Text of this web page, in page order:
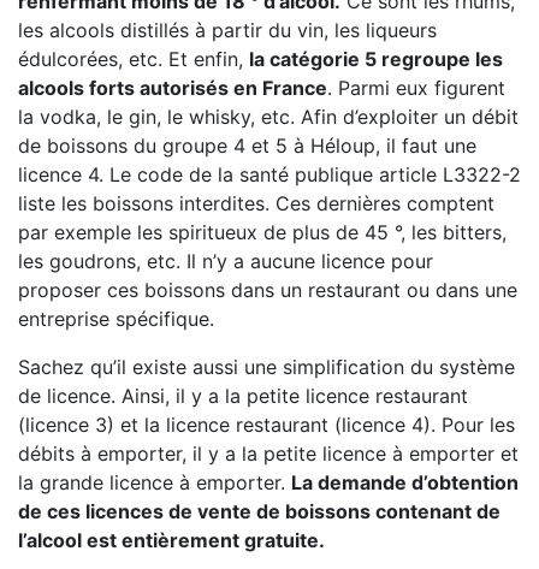
les alcools distillés à partir du vin, les liqueurs
édulcorées, etc. Et enfin, la catégorie 5 regroupe les
alcools forts autorisés en France. Parmi eux figurent
la vodka, le gin, le whisky, etc. Afin d’exploiter un débit
de boissons du groupe 4 et 5 à Héloup, il faut une
licence 4. Le code de la santé publique article L3322-2
liste les boissons interdites. Ces dernières comptent
par exemple les spiritueux de plus de 45 °, les bitters,
les goudrons, etc. Il n’y a aucune licence pour
proposer ces boissons dans un restaurant ou dans une
entreprise spécifique.
Sachez qu’il existe aussi une simplification du système
de licence. Ainsi, il y a la petite licence restaurant
(licence 3) et la licence restaurant (licence 4). Pour les
débits à emporter, il y a la petite licence à emporter et
la grande licence à emporter. La demande d’obtention
de ces licences de vente de boissons contenant de
l’alcool est entièrement gratuite.